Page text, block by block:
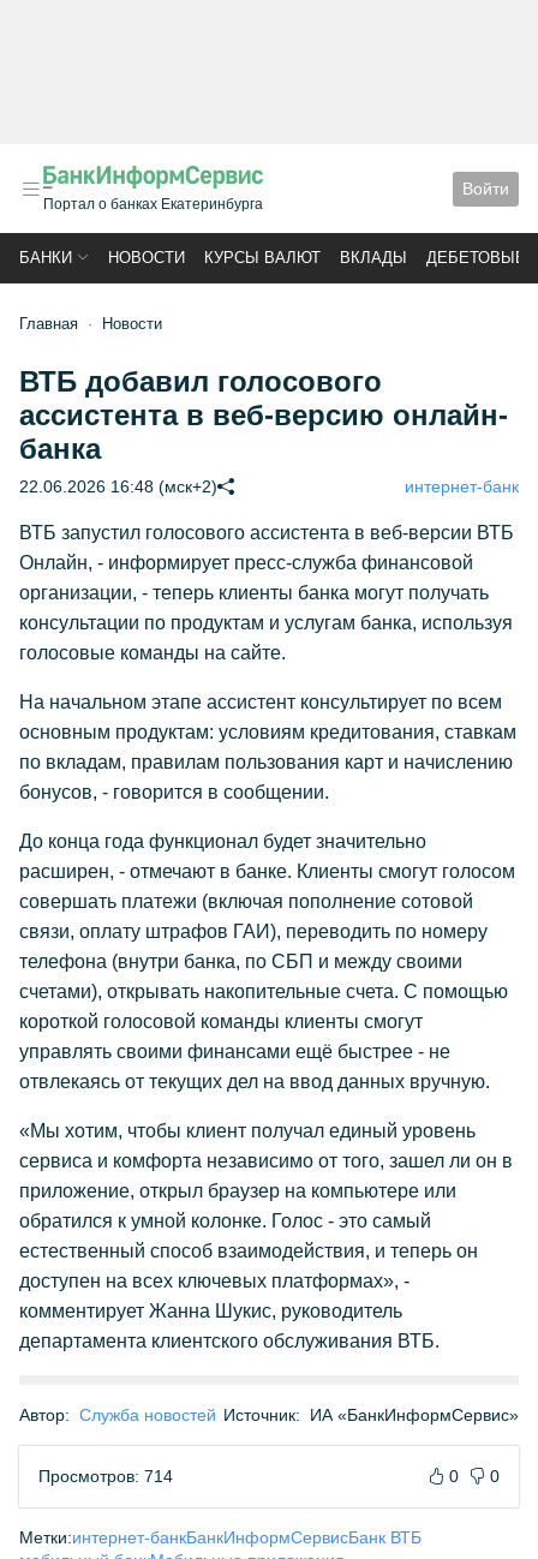
Портал о банках Екатеринбурга
Войти
БАНКИ НОВОСТИ КУРСЫ ВАЛЮТ ВКЛАДЫ ДЕБЕТОВЫЕ
Главная Новости
ВТБ добавил голосового
ассистента в веб-версию онлайн-
банка
22.06.2026 16:48 (мск+2) интернет-банк
ВТБ запустил голосового ассистента в веб-версии ВТБ
Онлайн, - информирует пресс-служба финансовой
организации, - теперь клиенты банка могут получать
консультации по продуктам и услугам банка, используя
голосовые команды на сайте.
На начальном этапе ассистент консультирует по всем
основным продуктам: условиям кредитования, ставкам
по вкладам, правилам пользования карт и начислению
бонусов, - говорится в сообщении.
До конца года функционал будет значительно
расширен, - отмечают в банке. Клиенты смогут голосом
совершать платежи (включая пополнение сотовой
связи, оплату штрафов ГАИ), переводить по номеру
телефона (внутри банка, по СБП и между своими
счетами), открывать накопительные счета. С помощью
короткой голосовой команды клиенты смогут
управлять своими финансами ещё быстрее - не
отвлекаясь от текущих дел на ввод данных вручную.
«Мы хотим, чтобы клиент получал единый уровень
сервиса и комфорта независимо от того, зашел ли он в
приложение, открыл браузер на компьютере или
обратился к умной колонке. Голос - это самый
естественный способ взаимодействия, и теперь он
доступен на всех ключевых платформах», -
комментирует Жанна Шукис, руководитель
департамента клиентского обслуживания ВТБ.
Автор: Служба новостей Источник: ИА «БанкИнформСервис»
Просмотров: 714 0 0
Метки:интернет-банкБанкИнформСервисБанк ВТБ